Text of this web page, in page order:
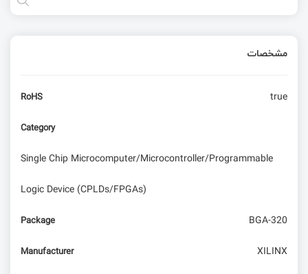
مشخصات
RoHS true
Category
Single Chip Microcomputer/Microcontroller/Programmable
Logic Device (CPLDs/FPGAs)
Package BGA-320
Manufacturer XILINX